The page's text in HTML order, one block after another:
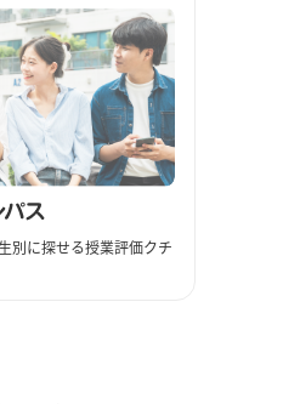
別に探せる授業評価クチ